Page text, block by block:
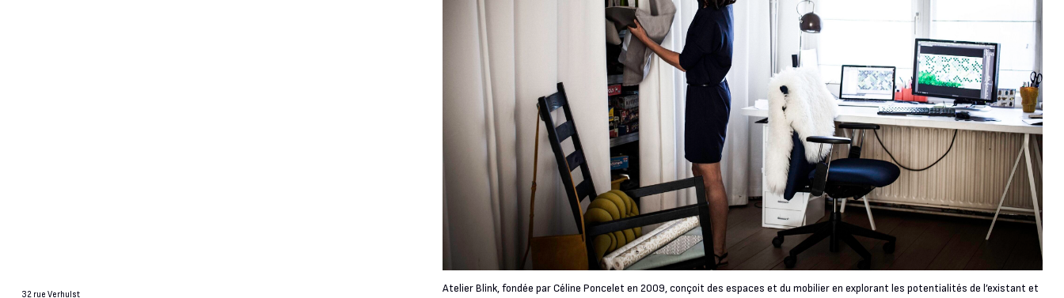
32 rue Verhulst
Atelier Blink, fondée par Céline Poncelet en 2009, conçoit des espaces et du mobilier en explorant les potentialités de l’existant et